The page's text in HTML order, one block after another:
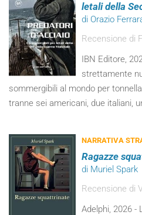
letali della
di Orazio
Recensione di
IBN Editore,
strettamente
sommergibili al mondo per
tranne sei americani, due italiani,
NARRATIVA
Ragazze
di Muriel Spark
Recensione di
Adelphi, 2026 -